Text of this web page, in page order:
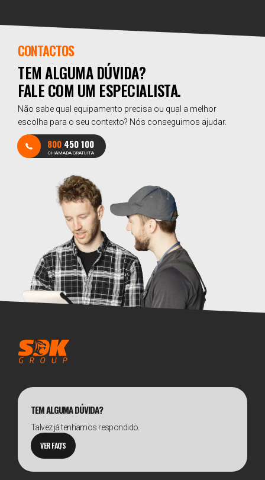
CONTACTOS
TEM ALGUMA DÚVIDA?
FALE COM UM ESPECIALISTA.
Não sabe qual equipamento precisa ou qual a melhor
escolha para o seu contexto? Nós conseguimos ajudar.
800 450 100
CHAMADA GRATUITA
TEM ALGUMA DÚVIDA?
Talvez já tenhamos respondido.
VER FAQ'S